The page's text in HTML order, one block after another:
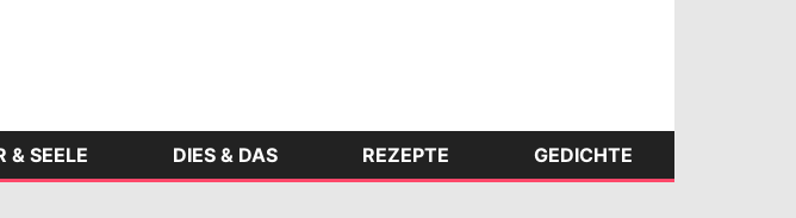
& SEELE DIES & DAS REZEPTE GEDICHTE